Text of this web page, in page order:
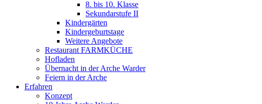
8. bis 10. Klasse
Sekundarstufe II
Kindergärten
Kindergeburtstage
Weitere Angebote
Restaurant FARMKÜCHE
Hofladen
Übernacht in der Arche Warder
Feiern in der Arche
Erfahren
Konzept